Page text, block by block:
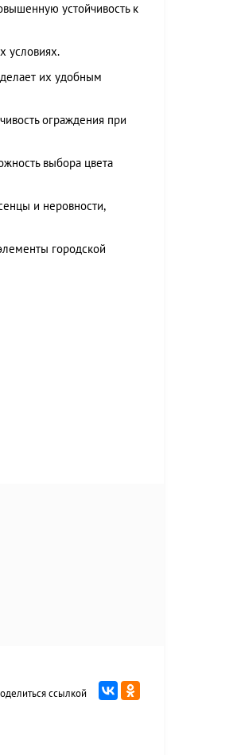
устойчивость к
условиях.
их удобным
ограждения при
выбора цвета
и неровности,
городской
ссылкой